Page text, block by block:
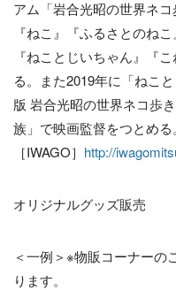
アム「岩合光昭の世界ネ
『ねこ』『ふるさとのね
『ねことじいちゃん』『
る。また2019年に「ねこ
版 岩合光昭の世界ネコ歩
族」で映画監督をつとめ
［IWAGO］ http://
オリジナルグッズ販売
＜一例＞※物販コーナーの
ります。